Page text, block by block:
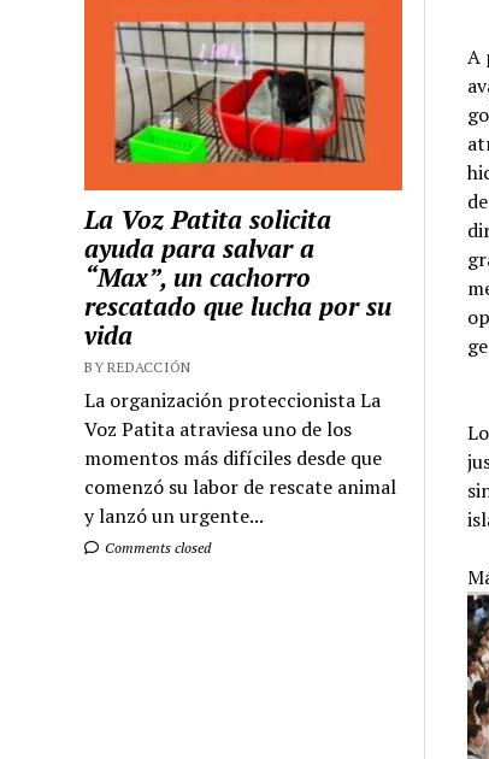
La Voz Patita solicita
ayuda para salvar a
“Max”, un cachorro
rescatado que lucha por su
vida
BY REDACCIÓN
La organización proteccionista La
Voz Patita atraviesa uno de los
momentos más difíciles desde que
comenzó su labor de rescate animal
y lanzó un urgente...
Comments closed
A